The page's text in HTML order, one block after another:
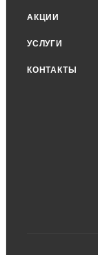
АКЦИИ
УСЛУГИ
КОНТАКТЫ